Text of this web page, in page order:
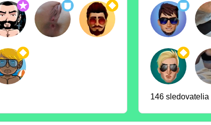
146 sledovatelia